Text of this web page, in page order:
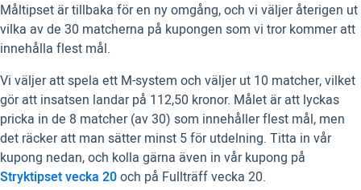
Måltipset är tillbaka för en ny omgång, och vi väljer återigen ut
vilka av de 30 matcherna på kupongen som vi tror kommer att
innehålla flest mål.
Vi väljer att spela ett M-system och väljer ut 10 matcher, vilket
gör att insatsen landar på 112,50 kronor. Målet är att lyckas
pricka in de 8 matcher (av 30) som innehåller flest mål, men
det räcker att man sätter minst 5 för utdelning. Titta in vår
kupong nedan, och kolla gärna även in vår kupong på
Stryktipset vecka 20och på Fullträff vecka 20.